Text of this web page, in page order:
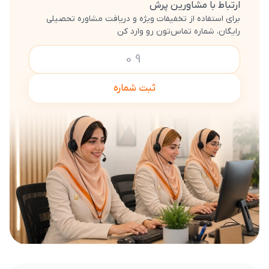
ارتباط با مشاورین پرش
برای استفاده از تخفیفات ویژه و دریافت مشاوره تحصیلی
رایگان، شماره تماس‌تون رو وارد کن
ثبت شماره